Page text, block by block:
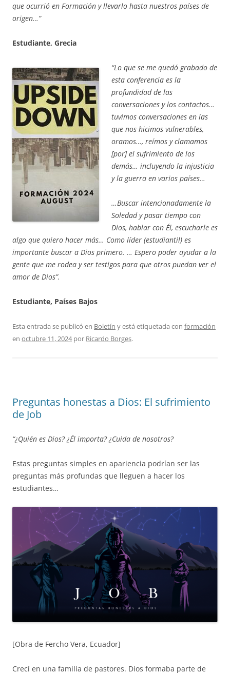
que ocurrió en Formación y llevarlo hasta nuestros países de
origen…”
Estudiante, Grecia
“Lo que se me quedó grabado de
esta conferencia es la
profundidad de las
conversaciones y los contactos…
tuvimos conversaciones en las
que nos hicimos vulnerables,
oramos…, reímos y clamamos
[por] el sufrimiento de los
demás… incluyendo la injusticia
y la guerra en varios países…
…Buscar intencionadamente la
Soledad y pasar tiempo con
Dios, hablar con Él, escucharle es
algo que quiero hacer más… Como líder (estudiantil) es
importante buscar a Dios primero. … Espero poder ayudar a la
gente que me rodea y ser testigos para que otros puedan ver el
amor de Dios”.
Estudiante, Países Bajos
Esta entrada se publicó en Boletín y está etiquetada con formación
en octubre 11, 2024por Ricardo Borges.
Preguntas honestas a Dios: El sufrimiento
de Job
“¿Quién es Dios? ¿Él importa? ¿Cuida de nosotros?
Estas preguntas simples en apariencia podrían ser las
preguntas más profundas que lleguen a hacer los
estudiantes…
[Obra de Fercho Vera, Ecuador]
Crecí en una familia de pastores. Dios formaba parte de